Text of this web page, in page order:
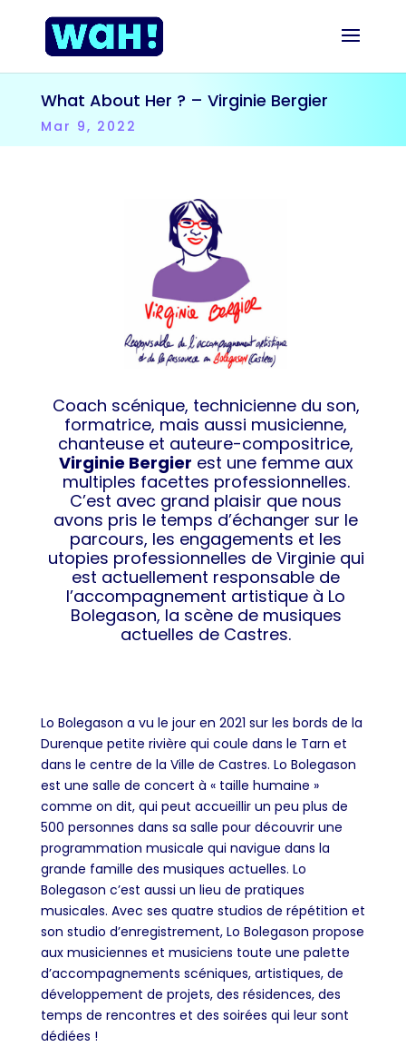
What About Her ? – Virginie Bergier
Mar 9, 2022
Coach scénique, technicienne du son,
formatrice, mais aussi musicienne,
chanteuse et auteure-compositrice,
Virginie Bergier est une femme aux
multiples facettes professionnelles.
C’est avec grand plaisir que nous
avons pris le temps d’échanger sur le
parcours, les engagements et les
utopies professionnelles de Virginie qui
est actuellement responsable de
l’accompagnement artistique à Lo
Bolegason, la scène de musiques
actuelles de Castres.
Lo Bolegason a vu le jour en 2021 sur les bords de la
Durenque petite rivière qui coule dans le Tarn et
dans le centre de la Ville de Castres. Lo Bolegason
est une salle de concert à « taille humaine »
comme on dit, qui peut accueillir un peu plus de
500 personnes dans sa salle pour découvrir une
programmation musicale qui navigue dans la
grande famille des musiques actuelles. Lo
Bolegason c’est aussi un lieu de pratiques
musicales. Avec ses quatre studios de répétition et
son studio d’enregistrement, Lo Bolegason propose
aux musiciennes et musiciens toute une palette
d’accompagnements scéniques, artistiques, de
développement de projets, des résidences, des
temps de rencontres et des soirées qui leur sont
dédiées !